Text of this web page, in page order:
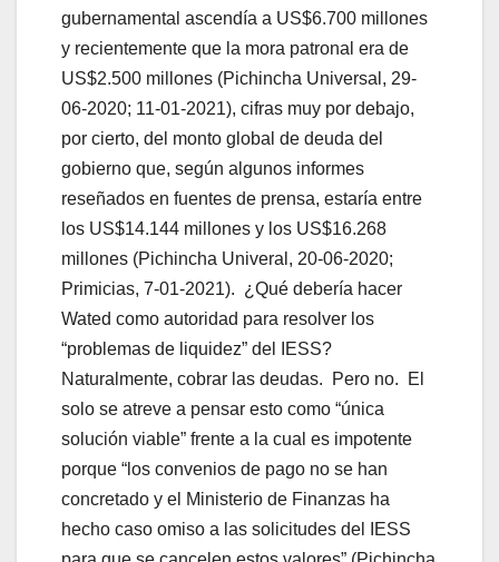
gubernamental ascendía a US$6.700 millones
y recientemente que la mora patronal era de
US$2.500 millones (Pichincha Universal, 29-
06-2020; 11-01-2021), cifras muy por debajo,
por cierto, del monto global de deuda del
gobierno que, según algunos informes
reseñados en fuentes de prensa, estaría entre
los US$14.144 millones y los US$16.268
millones (Pichincha Univeral, 20-06-2020;
Primicias, 7-01-2021). ¿Qué debería hacer
Wated como autoridad para resolver los
“problemas de liquidez” del IESS?
Naturalmente, cobrar las deudas. Pero no. El
solo se atreve a pensar esto como “única
solución viable” frente a la cual es impotente
porque “los convenios de pago no se han
concretado y el Ministerio de Finanzas ha
hecho caso omiso a las solicitudes del IESS